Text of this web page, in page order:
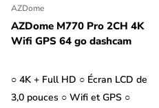
AZDome
AZDome M770 Pro 2CH 4K
Wifi GPS 64 go dashcam
○ 4K + Full HD ○ Écran LCD de
3,0 pouces ○ Wifi et GPS ○